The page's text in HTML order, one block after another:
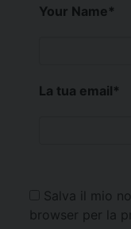
Your Name*
La tua email*
Salva il mio
browser per la